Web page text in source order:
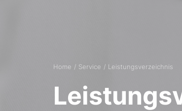
Home Service Leistungsverzeichnis